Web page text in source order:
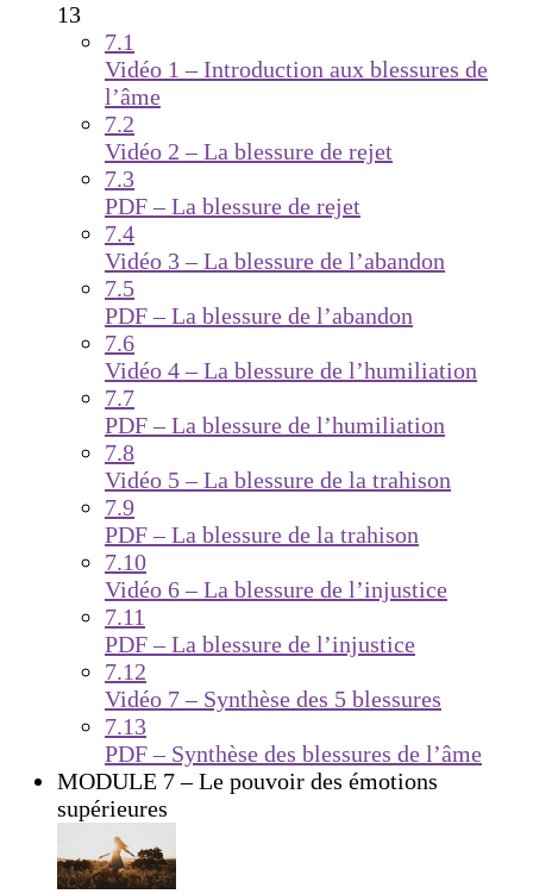
13
7.1
Vidéo 1 – Introduction aux blessures de
l’âme
7.2
Vidéo 2 – La blessure de rejet
7.3
PDF – La blessure de rejet
7.4
Vidéo 3 – La blessure de l’abandon
7.5
PDF – La blessure de l’abandon
7.6
Vidéo 4 – La blessure de l’humiliation
7.7
PDF – La blessure de l’humiliation
7.8
Vidéo 5 – La blessure de la trahison
7.9
PDF – La blessure de la trahison
7.10
Vidéo 6 – La blessure de l’injustice
7.11
PDF – La blessure de l’injustice
7.12
Vidéo 7 – Synthèse des 5 blessures
7.13
PDF – Synthèse des blessures de l’âme
MODULE 7 – Le pouvoir des émotions
supérieures